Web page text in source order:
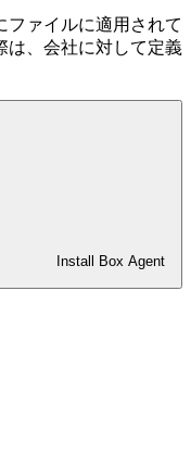
ファイルに適用されて
は、会社に対して定義
Install Box Agent